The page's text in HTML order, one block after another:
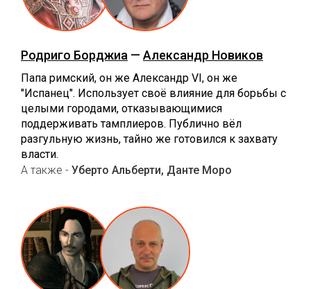
Родриго Борджиа — Александр Новиков
Папа римский, он же Александр VI, он же
"Испанец". Использует своё влияние для борьбы с
целыми городами, отказывающимися
поддерживать тамплиеров. Публично вёл
разгульную жизнь, тайно же готовился к захвату
власти.
А также - Уберто Альберти, Данте Моро